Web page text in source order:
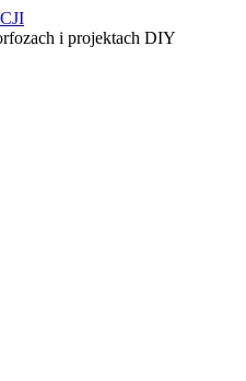
i projektach DIY